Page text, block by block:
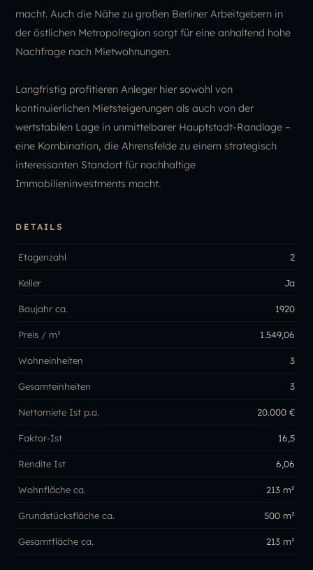
macht. Auch die Nähe zu großen Berliner Arbeitgebern in
der östlichen Metropolregion sorgt für eine anhaltend hohe
Nachfrage nach Mietwohnungen.
Langfristig profitieren Anleger hier sowohl von
kontinuierlichen Mietsteigerungen als auch von der
wertstabilen Lage in unmittelbarer Hauptstadt-Randlage –
eine Kombination, die Ahrensfelde zu einem strategisch
interessanten Standort für nachhaltige
Immobilieninvestments macht.
DETAILS
Etagenzahl 2
Keller Ja
Baujahr ca. 1920
Preis / m² 1.549,06
Wohneinheiten 3
Gesamteinheiten 3
Nettomiete Ist p.a. 20.000 €
Faktor-Ist 16,5
Rendite Ist 6,06
Wohnfläche ca. 213 m²
Grundstücksfläche ca. 500 m²
Gesamtfläche ca. 213 m²